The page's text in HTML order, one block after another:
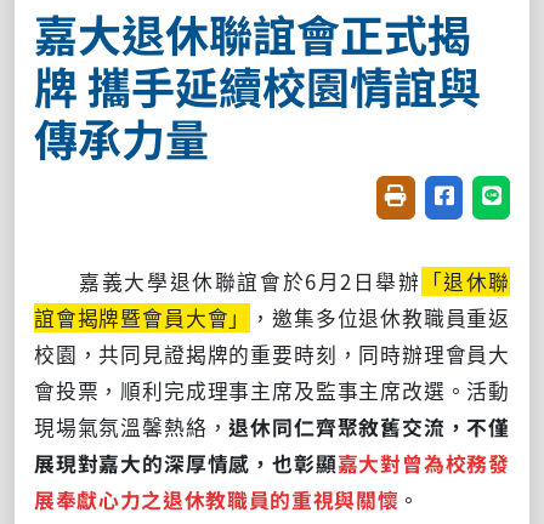
嘉大退休聯誼會正式揭
牌 攜手延續校園情誼與
傳承力量
友善列印(開新視
分享至臉書
分享
嘉義大學退休聯誼會於6月2日舉辦 「退休聯
誼會揭牌暨會員大會」
，邀集多位退休教職員重返
校園，共同見證揭牌的重要時刻，同時辦理會員大
會投票，順利完成理事主席及監事主席改選。活動
現場氣氛溫馨熱絡，退休同仁齊聚敘舊交流，不僅
展現對嘉大的深厚情感，也彰顯嘉大對曾為校務發
展奉獻心力之退休教職員的重視與關懷 。